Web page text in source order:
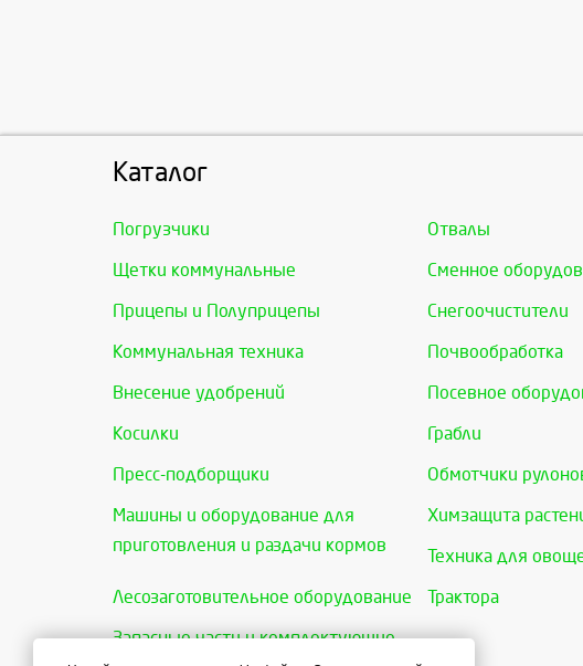
Каталог
Погрузчики Отвалы
Щетки коммунальные Сменное
Прицепы и Полуприцепы Снегоочистители
Коммунальная техника Почвообработка
Внесение удобрений Посевное
Косилки Грабли
Пресс-подборщики Обмотчики
Машины и оборудование для
приготовления и раздачи кормов
Химзащита
Техника для
Лесозаготовительное оборудование Трактора
Запасные части и комплектующие